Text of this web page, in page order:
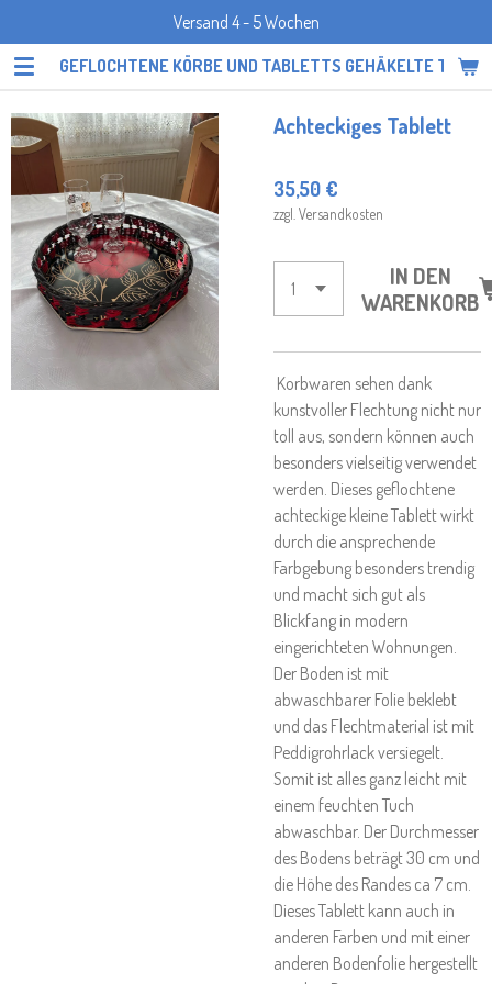
Hauptinhalt
springenGEFLOCHTENE KÖRBE UND TABLETTS GEHÄKELTE
Versand 4 - 5 Wochen
Achteckiges Tablett
35,50 €
zzgl. Versandkosten
IN DEN
WARENKORB
Korbwaren sehen dank
kunstvoller Flechtung nicht nur
toll aus, sondern können auch
besonders vielseitig verwendet
werden. Dieses geflochtene
achteckige kleine Tablett wirkt
durch die ansprechende
Farbgebung besonders trendig
und macht sich gut als
Blickfang in modern
eingerichteten Wohnungen.
Der Boden ist mit
abwaschbarer Folie beklebt
und das Flechtmaterial ist mit
Peddigrohrlack versiegelt.
Somit ist alles ganz leicht mit
einem feuchten Tuch
abwaschbar. Der Durchmesser
des Bodens beträgt 30 cm und
die Höhe des Randes ca 7 cm.
Dieses Tablett kann auch in
anderen Farben und mit einer
anderen Bodenfolie hergestellt